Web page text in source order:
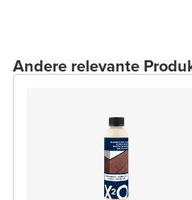
Andere relevante